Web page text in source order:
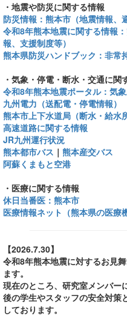
・地震や防災に関する情報
防災情報：熊本市（地震情報、
令和8年熊本地震に関する情報
報、支援制度等）
熊本県防災ハンドブック：非常
・気象・停電・断水・交通に関
令和8年熊本地震ポータル：気
九州電力（送配電・停電情報）
熊本市上下水道局（断水・給水
高速道路に関する情報
JR九州運行状況
熊本都市バス ｜ 熊本産交バス
阿蘇くまもと空港
・医療に関する情報
休日当番医：熊本市
医療情報ネット（熊本県の医療
【2026.7.30】
令和8年熊本地震に対するお見
ます。
現在のところ、研究室メンバー
後の学生やスタッフの安全対策
しております。